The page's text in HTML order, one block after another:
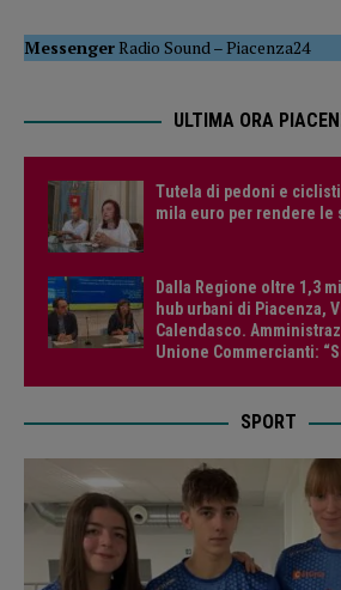
MessengerRadio Sound–Piacenza24
ULTIMA ORA
Tutela di pedoni e
mila euro per rendere le
Dalla Regione oltre 1,3
hub urbani di Piacenza,
Calendasco.
Unione Commercianti:
SPORT